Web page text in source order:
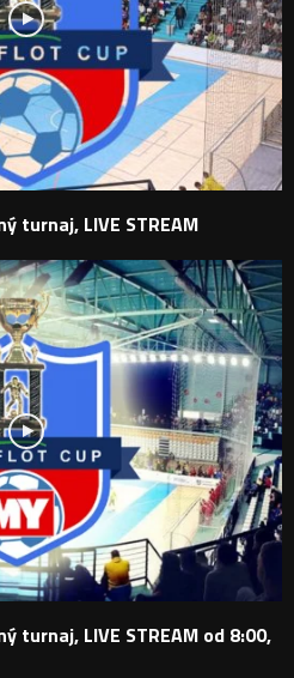
turnaj, LIVE STREAM
turnaj, LIVE STREAM od 8:00,